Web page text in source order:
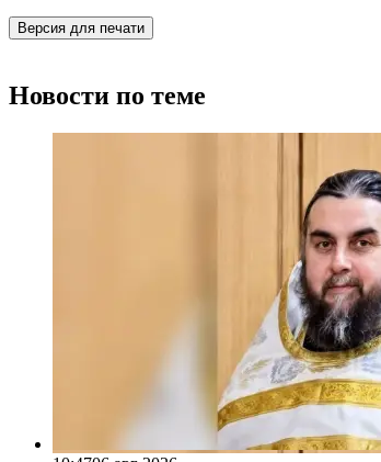
Версия для печати
Новости по теме